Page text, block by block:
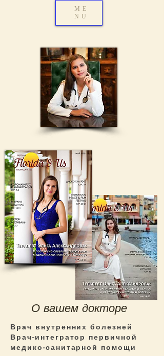
ME
NU
О вашем докторе
Врач внутренних болезней
Врач-интегратор первичной
медико-санитарной помощи